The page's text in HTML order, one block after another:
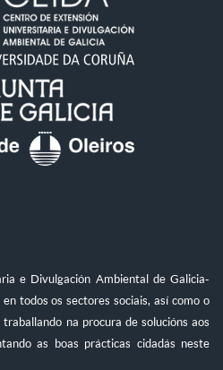
e Divulgación Ambiental de Galicia-
todos os sectores sociais, así como o
na procura de solucións aos
as boas prácticas cidadás neste